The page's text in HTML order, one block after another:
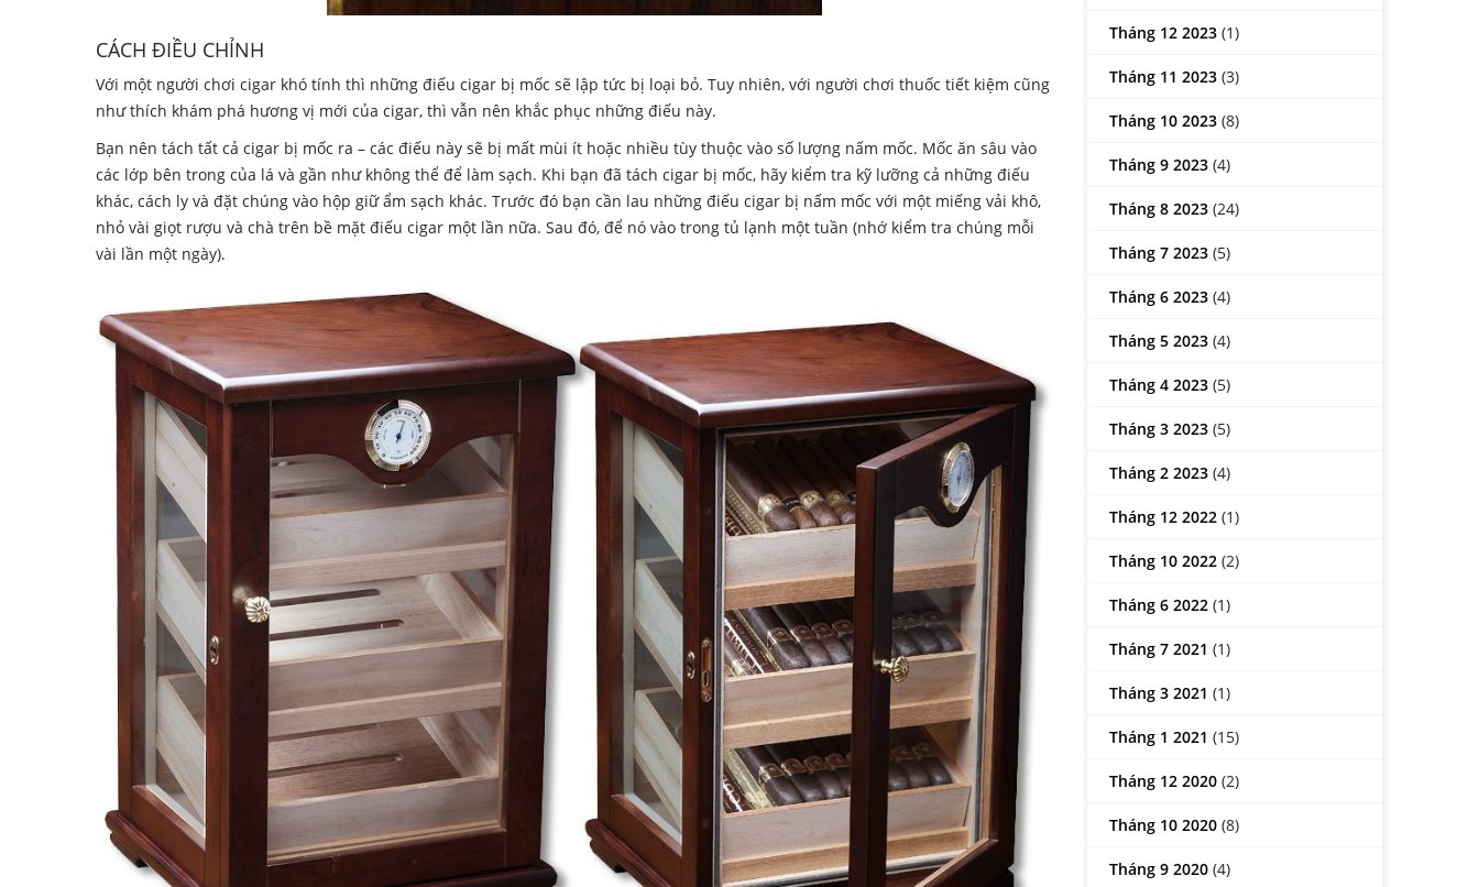
CÁCH ĐIỀU CHỈNH
Với một người chơi cigar khó tính thì những điếu cigar bị mốc sẽ lập tức bị loại bỏ. Tuy nhiên, với người chơi thuốc tiết kiệm cũng
như thích khám phá hương vị mới của cigar, thì vẫn nên khắc phục những điếu này.
Bạn nên tách tất cả cigar bị mốc ra – các điếu này sẽ bị mất mùi ít hoặc nhiều tùy thuộc vào số lượng nấm mốc. Mốc ăn sâu vào
các lớp bên trong của lá và gần như không thể để làm sạch. Khi bạn đã tách cigar bị mốc, hãy kiểm tra kỹ lưỡng cả những điếu
khác, cách ly và đặt chúng vào hộp giữ ẩm sạch khác. Trước đó bạn cần lau những điếu cigar bị nấm mốc với một miếng vải khô,
nhỏ vài giọt rượu và chà trên bề mặt điếu cigar một lần nữa. Sau đó, để nó vào trong tủ lạnh một tuần (nhớ kiểm tra chúng mỗi
vài lần một ngày).
Tháng 12 2023 (1)
Tháng 11 2023 (3)
Tháng 10 2023 (8)
Tháng 9 2023 (4)
Tháng 8 2023 (24)
Tháng 7 2023 (5)
Tháng 6 2023 (4)
Tháng 5 2023 (4)
Tháng 4 2023 (5)
Tháng 3 2023 (5)
Tháng 2 2023 (4)
Tháng 12 2022 (1)
Tháng 10 2022 (2)
Tháng 6 2022 (1)
Tháng 7 2021 (1)
Tháng 3 2021 (1)
Tháng 1 2021 (15)
Tháng 12 2020 (2)
Tháng 10 2020 (8)
Tháng 9 2020 (4)